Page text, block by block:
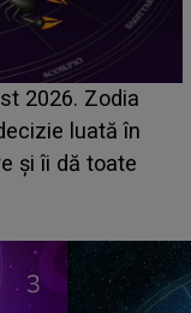
până
din Casa Iubirii
despre mama
pentru